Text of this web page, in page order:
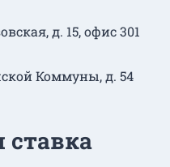
д. 15, офис 301
Коммуны, д. 54